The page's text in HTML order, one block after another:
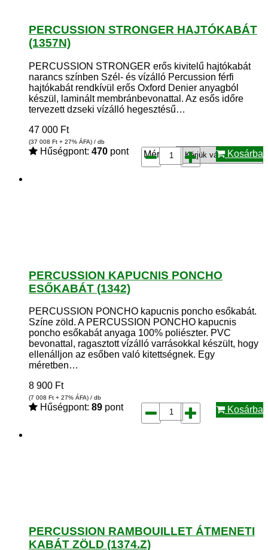
PERCUSSION STRONGER HAJTÓKABÁT
(1357N)
PERCUSSION STRONGER erős kivitelű hajtókabát
narancs színben Szél- és vízálló Percussion férfi
hajtókabát rendkívül erős Oxford Denier anyagból
készül, laminált membránbevonattal. Az esős időre
tervezett dzseki vízálló hegesztésű…
47 000 Ft
(37 008 Ft + 27% ÁFA) / db
Hűségpont: 470 pont Méret*: Kosárba
PERCUSSION KAPUCNIS PONCHO
ESŐKABÁT (1342)
PERCUSSION PONCHO kapucnis poncho esőkabát.
Színe zöld. A PERCUSSION PONCHO kapucnis
poncho esőkabát anyaga 100% poliészter. PVC
bevonattal, ragasztott vízálló varrásokkal készült, hogy
ellenálljon az esőben való kitettségnek. Egy
méretben…
8 900 Ft
(7 008 Ft + 27% ÁFA) / db
Hűségpont: 89 pont Kosárba
PERCUSSION RAMBOUILLET ÁTMENETI
KABÁT ZÖLD (1374.Z)